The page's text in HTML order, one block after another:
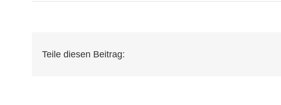
Teile diesen Beitrag: